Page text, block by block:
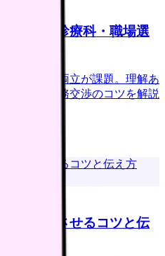
できる診療科・職場選
・通院の両立が課題。理解あ
慮した勤務交渉のコツを解説
｜成功させるコツと伝